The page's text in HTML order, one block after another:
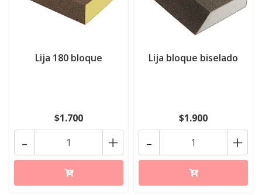
Lija 180 bloque
$1.700
+
-
Lija bloque biselado
$1.900
+
-